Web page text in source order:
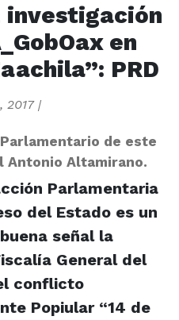
investigación
en
PRD
2017|
de este
Altamirano.
Parlamentaria
del Estado es un
señal la
General del
conflicto
Popiular “14 de